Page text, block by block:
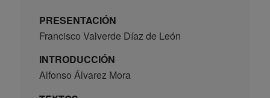
PRESENTACIÓN
Francisco Valverde Díaz de León
INTRODUCCIÓN
Alfonso Álvarez Mora